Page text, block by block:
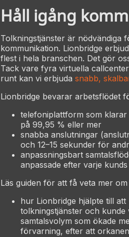
Håll igång
Tolkningstjänster är nödvändiga
kommunikation. Lionbridge
flest i hela branschen. Det gör
Tack vare fyra virtuella
runt kan vi erbjuda snabb,
Lionbridge bevarar arbetsflödet
telefoniplattform som
på 99,95 % eller mer
snabba anslutningar
och 12–15 sekunder för
anpassningsbart
anpassade efter varje
Läs guiden för att få veta mer om
hur Lionbridge hjälpte till
tolkningstjänster och
samtalsvolym som ökade
förvarning, efter att